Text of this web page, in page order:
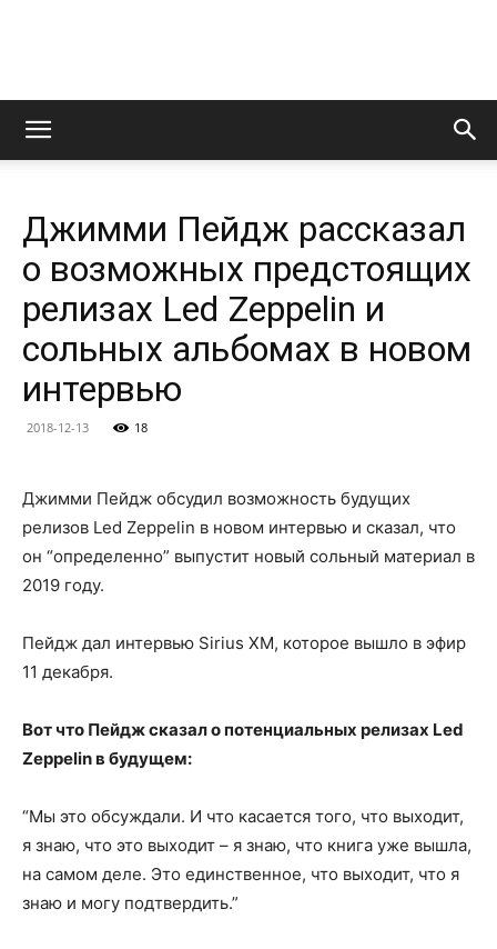
LedZeppelin.Ru
Джимми Пейдж рассказал
о возможных предстоящих
релизах Led Zeppelin и
сольных альбомах в новом
интервью
2018-12-13 18
Джимми Пейдж обсудил возможность будущих
релизов Led Zeppelin в новом интервью и сказал, что
он “определенно” выпустит новый сольный материал в
2019 году.
Пейдж дал интервью Sirius XM, которое вышло в эфир
11 декабря.
Вот что Пейдж сказал о потенциальных релизах Led
Zeppelin в будущем:
“Мы это обсуждали. И что касается того, что выходит,
я знаю, что это выходит – я знаю, что книга уже вышла,
на самом деле. Это единственное, что выходит, что я
знаю и могу подтвердить.”